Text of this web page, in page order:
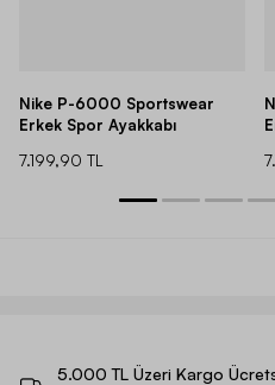
Nike P-6000 Sportswear
Erkek Spor Ayakkabı
7.199,90 TL
5.000 TL Üzeri Kargo